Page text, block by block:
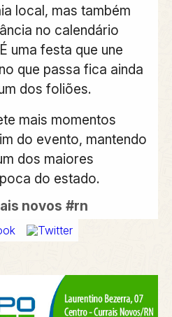
local, mas também
no calendário
uma festa que une
que passa fica ainda
dos foliões.
mais momentos
do evento, mantendo
dos maiores
do estado.
novos #rn